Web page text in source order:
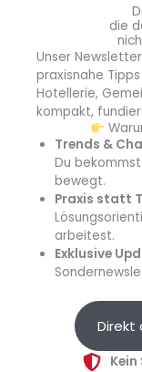
zählten
Sterne-Niveau,
Vorreiter Pace,
auch der
inklusive Small
haben über die
Formate mit
entwickelt, ob
Europa Park
Culinaria TV.“
„MKN
auch
die
Unser
praxisnahe
Hotellerie,
kompakt,
Trends &
Du
bewegt.
Praxis statt
arbeitest.
Exklusive
Direkt